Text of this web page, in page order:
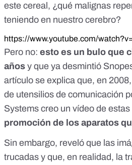
este cereal, ¿qué malignas
teniendo en nuestro cerebro?
https://www.youtube.com/
Pero no: esto es un bulo que
años y que ya desmintió
artículo se explica que, en
de utensilios de comunicación
Systems creo un vídeo de
promoción de los aparatos
Sin embargo, reveló que las
trucadas y que, en realidad, la